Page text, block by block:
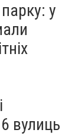
у
вулиць